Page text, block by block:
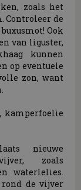
zoals het
Controleer de
Ook
van liguster,
kunnen
op eventuele
zon, want
kamperfoelie
nieuwe
zoals
waterlelies.
de vijver